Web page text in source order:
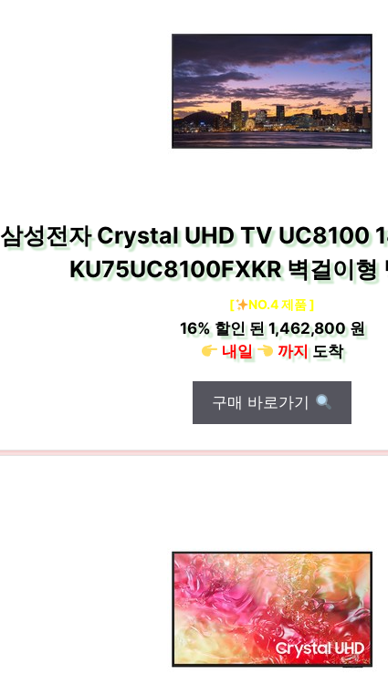
삼성전자 Crystal UHD TV UC8100
KU75UC8100FXKR 벽걸이형
[ NO.4 제품 ]
16%할인 된1,462,800 원
내일
까지도착
구매 바로가기